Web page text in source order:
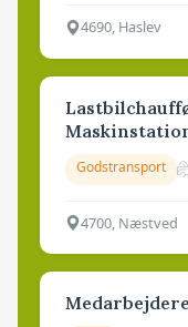
4690, Haslev
Godstransport
4700, Næstved